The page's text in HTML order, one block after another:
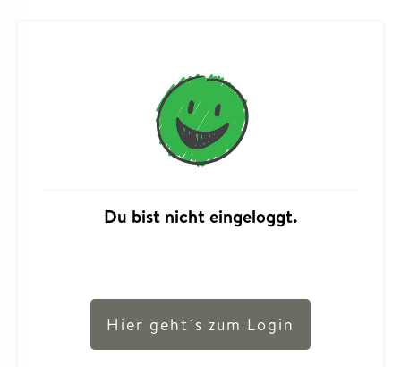
Du bist nicht eingeloggt.
Hier geht´s zum Login